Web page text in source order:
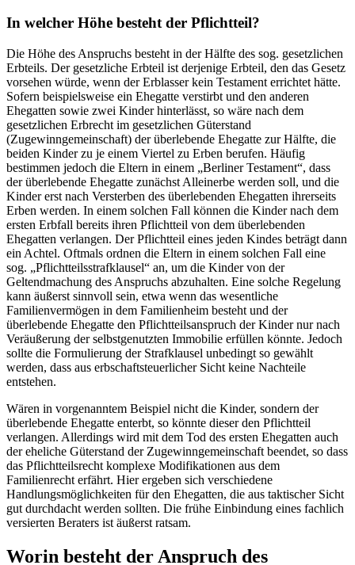
In welcher Höhe besteht der Pflichtteil?
Die Höhe des Anspruchs besteht in der Hälfte des sog. gesetzlichen
Erbteils. Der gesetzliche Erbteil ist derjenige Erbteil, den das Gesetz
vorsehen würde, wenn der Erblasser kein Testament errichtet hätte.
Sofern beispielsweise ein Ehegatte verstirbt und den anderen
Ehegatten sowie zwei Kinder hinterlässt, so wäre nach dem
gesetzlichen Erbrecht im gesetzlichen Güterstand
(Zugewinngemeinschaft) der überlebende Ehegatte zur Hälfte, die
beiden Kinder zu je einem Viertel zu Erben berufen. Häufig
bestimmen jedoch die Eltern in einem „Berliner Testament“, dass
der überlebende Ehegatte zunächst Alleinerbe werden soll, und die
Kinder erst nach Versterben des überlebenden Ehegatten ihrerseits
Erben werden. In einem solchen Fall können die Kinder nach dem
ersten Erbfall bereits ihren Pflichtteil von dem überlebenden
Ehegatten verlangen. Der Pflichtteil eines jeden Kindes beträgt dann
ein Achtel. Oftmals ordnen die Eltern in einem solchen Fall eine
sog. „Pflichtteilsstrafklausel“ an, um die Kinder von der
Geltendmachung des Anspruchs abzuhalten. Eine solche Regelung
kann äußerst sinnvoll sein, etwa wenn das wesentliche
Familienvermögen in dem Familienheim besteht und der
überlebende Ehegatte den Pflichtteilsanspruch der Kinder nur nach
Veräußerung der selbstgenutzten Immobilie erfüllen könnte. Jedoch
sollte die Formulierung der Strafklausel unbedingt so gewählt
werden, dass aus erbschaftsteuerlicher Sicht keine Nachteile
entstehen.
Wären in vorgenanntem Beispiel nicht die Kinder, sondern der
überlebende Ehegatte enterbt, so könnte dieser den Pflichtteil
verlangen. Allerdings wird mit dem Tod des ersten Ehegatten auch
der eheliche Güterstand der Zugewinngemeinschaft beendet, so dass
das Pflichtteilsrecht komplexe Modifikationen aus dem
Familienrecht erfährt. Hier ergeben sich verschiedene
Handlungsmöglichkeiten für den Ehegatten, die aus taktischer Sicht
gut durchdacht werden sollten. Die frühe Einbindung eines fachlich
versierten Beraters ist äußerst ratsam.
Worin besteht der Anspruch des